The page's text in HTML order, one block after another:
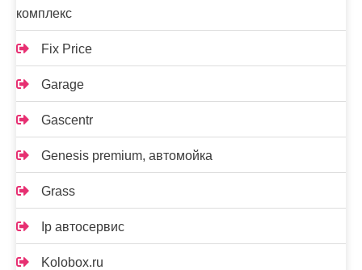
комплекс
Fix Price
Garage
Gascentr
Genesis premium, автомойка
Grass
Ip автосервис
Kolobox.ru